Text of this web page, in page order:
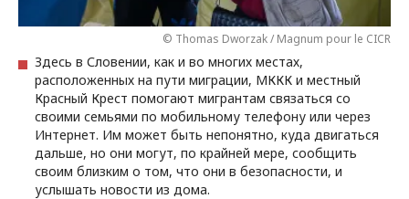
© Thomas Dworzak / Magnum pour le CICR
Здесь в Словении, как и во многих местах,
расположенных на пути миграции, МККК и местный
Красный Крест помогают мигрантам связаться со
своими семьями по мобильному телефону или через
Интернет. Им может быть непонятно, куда двигаться
дальше, но они могут, по крайней мере, сообщить
своим близким о том, что они в безопасности, и
услышать новости из дома.